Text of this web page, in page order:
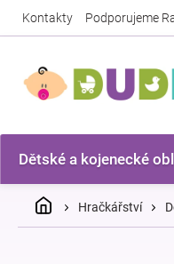
Kontakty Podporujeme
Dětské a kojenecké
DomůHračkářství